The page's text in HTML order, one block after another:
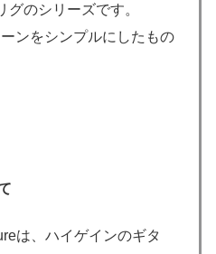
グのシリーズです。
ンをシンプルにしたもの
は、ハイゲインのギタ